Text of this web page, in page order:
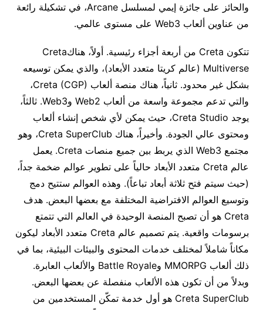
والحائز على جائزة إيمي لمسلسل Arcane، في تشكيلة رائعة
من عناوين ألعاب Web3 على مستوى عالمي.
تتكون Creta من أربعة أجزاء رئيسية. أولاً، هناكCreta
Multiverse (عالم كريتا متعدد الأبعاد)، والذي يمكن توسيعه
بشكل غير محدود. ثانياً، هناك منصة ألعاب Creta (CGP)،
والتي تدعم مجموعة واسعة من ألعاب Web2 وWeb3. ثالثاً،
يوجد Creta Studio، حيث يمكن لأي شخص إنشاء ألعاب
ومحتوى عالي الجودة. وأخيراً، هناك Creta SuperClub، وهو
مجتمع Web3 الذي يربط بين جميع منصات Creta. يعمل
عالم Creta متعدد الأبعاد حالياً على تطوير عوالم ضخمة جداً،
(حيث سيتم فتح ثلاثة أبعاد تباعاً). وهذه العوالم ستتيح دمج
وتوسيع العوالم الافتراضية المختلفة مع بعضها البعض. هدف
Creta هو أن تصبح المنصة الوحيدة في العالم التي تتمتع
برسومات واقعية. يتم تصميم عالم Creta متعدد الأبعاد ليكون
مكاناً شاملاً لمختلف خدمات المحتوى والبيئات البيئية، بما في
ذلك ألعاب MMORPG وBattle Royale والألعاب العابرة.
وبدلاً من أن تكون هذه الألعاب منفصلة عن بعضها البعض.
Creta SuperClub هو أول خدمة تمكّن المستخدمين من